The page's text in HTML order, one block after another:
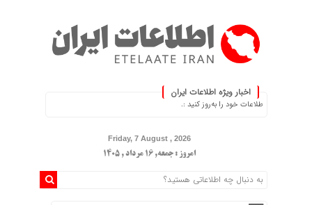
اخبار ویژه اطلاعات ایران
ایران، اطلاعات خود را به‌روز کنید :.
Friday, 7 August , 2026
امروز : جمعه, ۱۶ مرداد , ۱۴۰۵